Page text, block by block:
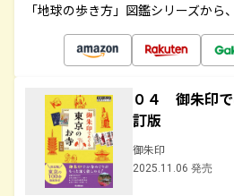
「地球の歩き方」図鑑シリーズから
０４ 御朱印
訂版
御朱印
2025.11.06 発売